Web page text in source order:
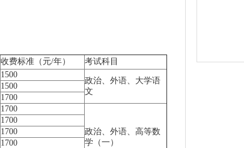
收费标准（元/年） 考试科目
1500
政治、外语、大学语
文
1500
1700
1700
政治、外语、高等数
学（一）
1700
1700
1700